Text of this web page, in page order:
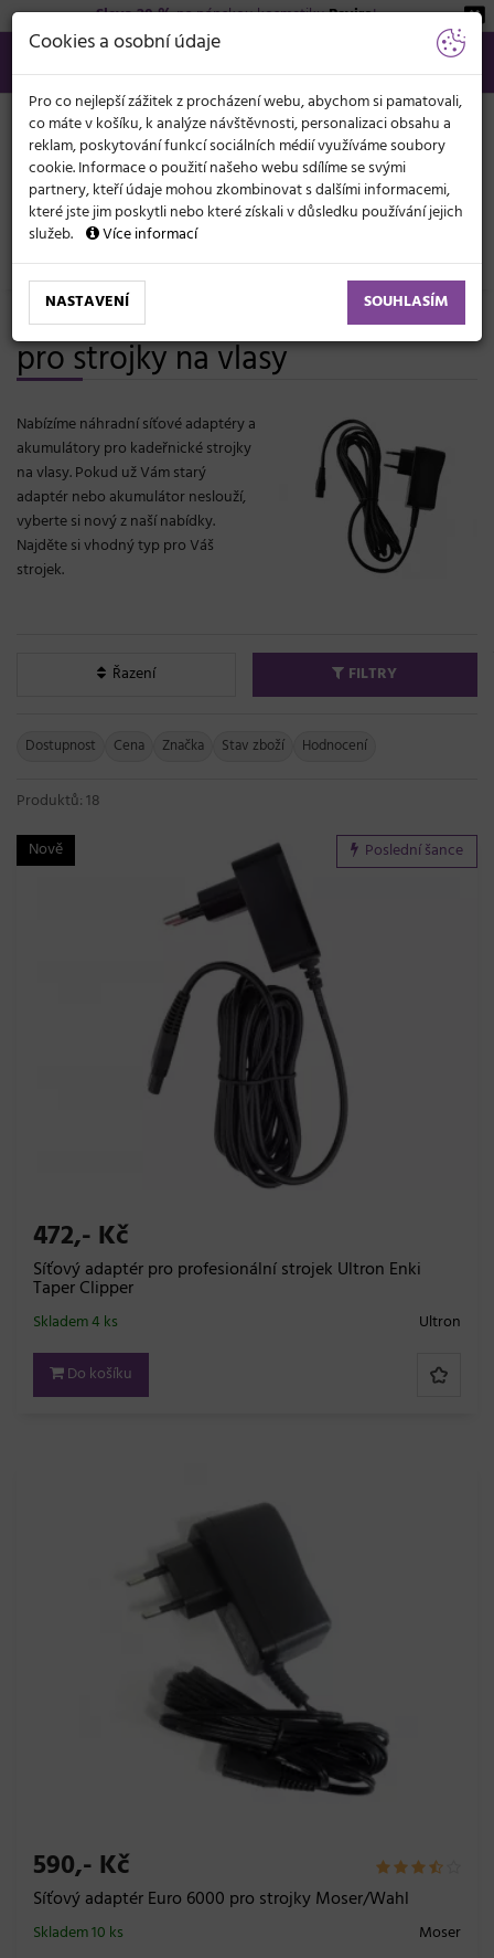
Sleva 20 %na pánskou kosmetikuBeviro!
566 440 099
info@svetkadernictvi.cz
Po−pá: 8−17
Vše o nákupu Kč
KATEGORIE
MENU
Elektronika Strojky Příslušenství
Síťové adaptéry a akumulátory
pro strojky na vlasy
Nabízíme náhradní síťové adaptéry a
akumulátory pro kadeřnické strojky
na vlasy. Pokud už Vám starý
adaptér nebo akumulátor neslouží,
vyberte si nový z naší nabídky.
Najděte si vhodný typ pro Váš
strojek.
Řazení FILTRY
Dostupnost Cena Značka Stav zboží Hodnocení
Produktů: 18
Nově
Poslední šance
472,- Kč
Síťový adaptér pro profesionální strojek Ultron Enki
Taper Clipper
Ultron
Skladem 4 ks
Do košíku
590,- Kč
Síťový adaptér Euro 6000 pro strojky Moser/Wahl
Moser
Skladem 10 ks
Cookies a osobní údaje
Pro co nejlepší zážitek z procházení webu, abychom si pamatovali,
co máte v košíku, k analýze návštěvnosti, personalizaci obsahu a
reklam, poskytování funkcí sociálních médií využíváme soubory
cookie. Informace o použití našeho webu sdílíme se svými
partnery, kteří údaje mohou zkombinovat s dalšími informacemi,
které jste jim poskytli nebo které získali v důsledku používání jejich
služeb.
Více informací
NASTAVENÍ SOUHLASÍM